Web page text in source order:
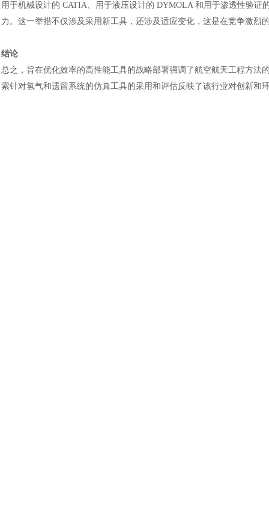
用于机械设计的 CATIA、用于液压设计的 DYMOLA 和用于渗透性验证
力。这一举措不仅涉及采用新工具，还涉及适应变化，这是在竞争激烈
结论
总之，旨在优化效率的高性能工具的战略部署强调了航空航天工程方
索针对氢气和遗留系统的仿真工具的采用和评估反映了该行业对创新和